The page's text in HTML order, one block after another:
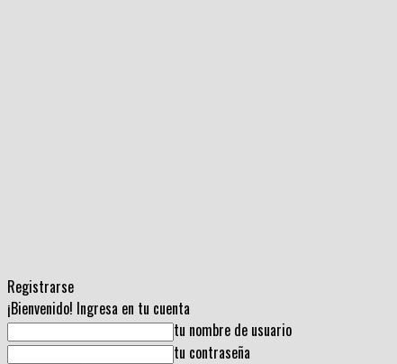
Registrarse
¡Bienvenido! Ingresa en tu cuenta
tu nombre de usuario
tu contraseña